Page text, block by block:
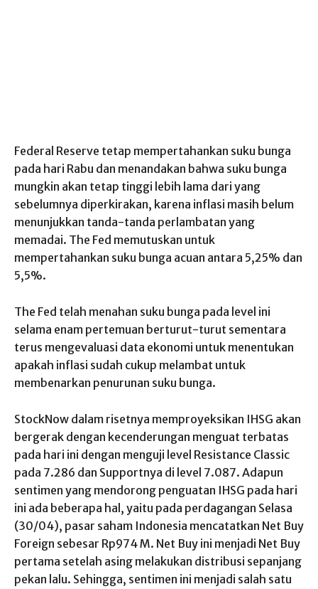
Federal Reserve tetap mempertahankan suku bunga
pada hari Rabu dan menandakan bahwa suku bunga
mungkin akan tetap tinggi lebih lama dari yang
sebelumnya diperkirakan, karena inflasi masih belum
menunjukkan tanda-tanda perlambatan yang
memadai. The Fed memutuskan untuk
mempertahankan suku bunga acuan antara 5,25% dan
5,5%.
The Fed telah menahan suku bunga pada level ini
selama enam pertemuan berturut-turut sementara
terus mengevaluasi data ekonomi untuk menentukan
apakah inflasi sudah cukup melambat untuk
membenarkan penurunan suku bunga.
StockNow dalam risetnya memproyeksikan IHSG akan
bergerak dengan kecenderungan menguat terbatas
pada hari ini dengan menguji level Resistance Classic
pada 7.286 dan Supportnya di level 7.087. Adapun
sentimen yang mendorong penguatan IHSG pada hari
ini ada beberapa hal, yaitu pada perdagangan Selasa
(30/04), pasar saham Indonesia mencatatkan Net Buy
Foreign sebesar Rp974 M. Net Buy ini menjadi Net Buy
pertama setelah asing melakukan distribusi sepanjang
pekan lalu. Sehingga, sentimen ini menjadi salah satu